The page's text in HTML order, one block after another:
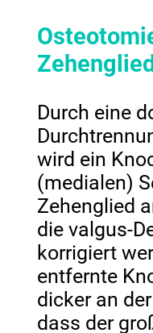
Durch eine
wird ein
(medialen)
Zehenglied
die valgus-
korrigiert
entfernte
dicker an
dass der